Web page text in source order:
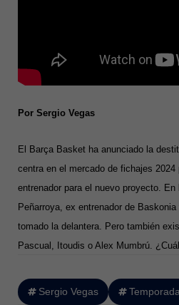
Por Sergio Vegas
El Barça Basket ha anunciado la
centra en el mercado de fichajes 2024
entrenador para el nuevo proyecto.
Peñarroya, ex entrenador de
tomado la delantera. Pero también
Pascual, Itoudis o Alex Mumbrú.
Sergio Vegas